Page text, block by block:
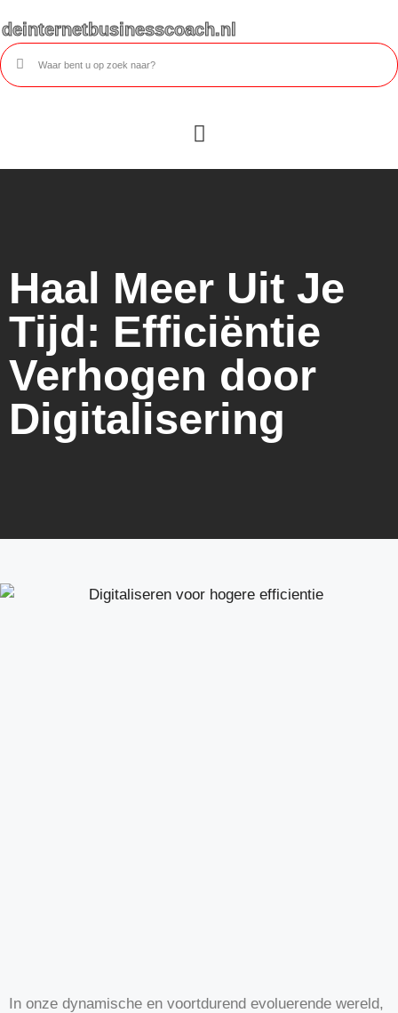
deinternetbusinesscoach.nl
Haal Meer Uit Je
Tijd: Efficiëntie
Verhogen door
Digitalisering
In onze dynamische en voortdurend evoluerende wereld,